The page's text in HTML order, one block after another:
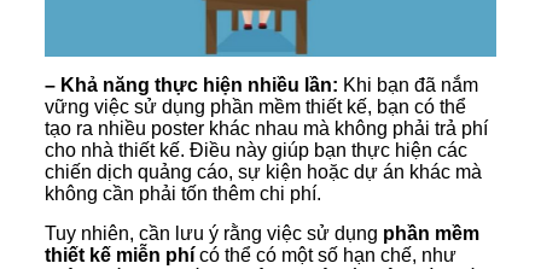
– Khả năng thực hiện nhiều lần: Khi bạn đã nắm
vững việc sử dụng phần mềm thiết kế, bạn có thể
tạo ra nhiều poster khác nhau mà không phải trả phí
cho nhà thiết kế. Điều này giúp bạn thực hiện các
chiến dịch quảng cáo, sự kiện hoặc dự án khác mà
không cần phải tốn thêm chi phí.
Tuy nhiên, cần lưu ý rằng việc sử dụng phần mềm
thiết kế miễn phícó thể có một số hạn chế, như